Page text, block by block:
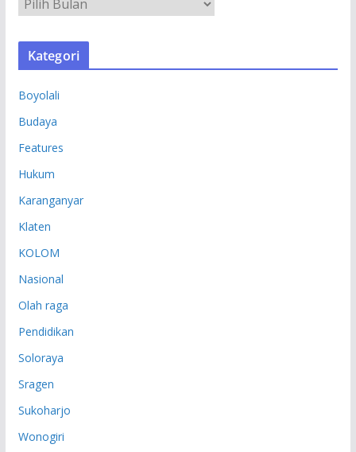
S
Kategori
Boyolali
Budaya
Features
Hukum
Karanganyar
Klaten
KOLOM
Nasional
Olah raga
Pendidikan
Soloraya
Sragen
Sukoharjo
Wonogiri